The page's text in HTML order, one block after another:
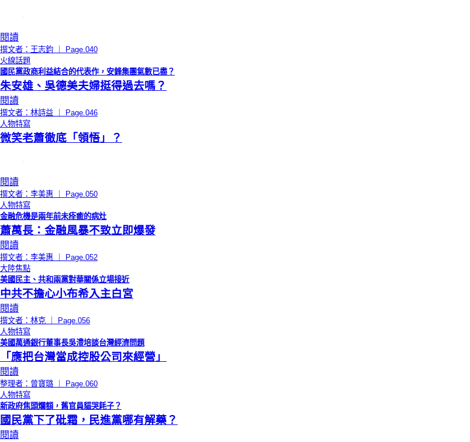
閱讀
撰文者：王志鈞 ｜ Page.040
火線話題
國民黨政商利益結合的代表作，安鋒集團氣數已盡？
朱安雄、吳德美夫婦挺得過去嗎？
閱讀
撰文者：林詩益 ｜ Page.046
人物特寫
微笑老蕭徹底「領悟」？
閱讀
撰文者：李美惠 ｜ Page.050
人物特寫
金融危機是兩年前未痊癒的病灶
蕭萬長：金融風暴不致立即爆發
閱讀
撰文者：李美惠 ｜ Page.052
大陸焦點
美國民主、共和兩黨對華關係立場接近
中共不擔心小布希入主白宮
閱讀
撰文者：林克 ｜ Page.056
人物特寫
美國萬通銀行董事長吳澧培談台灣經濟問題
「應把台灣當成控股公司來經營」
閱讀
整理者：曾寶璐 ｜ Page.060
人物特寫
新政府焦頭爛額，舊官員貓哭耗子？
國民黨下了砒霜，民進黨哪有解藥？
閱讀